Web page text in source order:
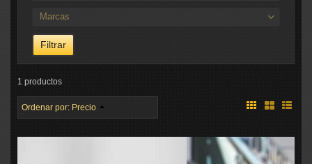
Marcas
1 productos
Ordenar por: Precio